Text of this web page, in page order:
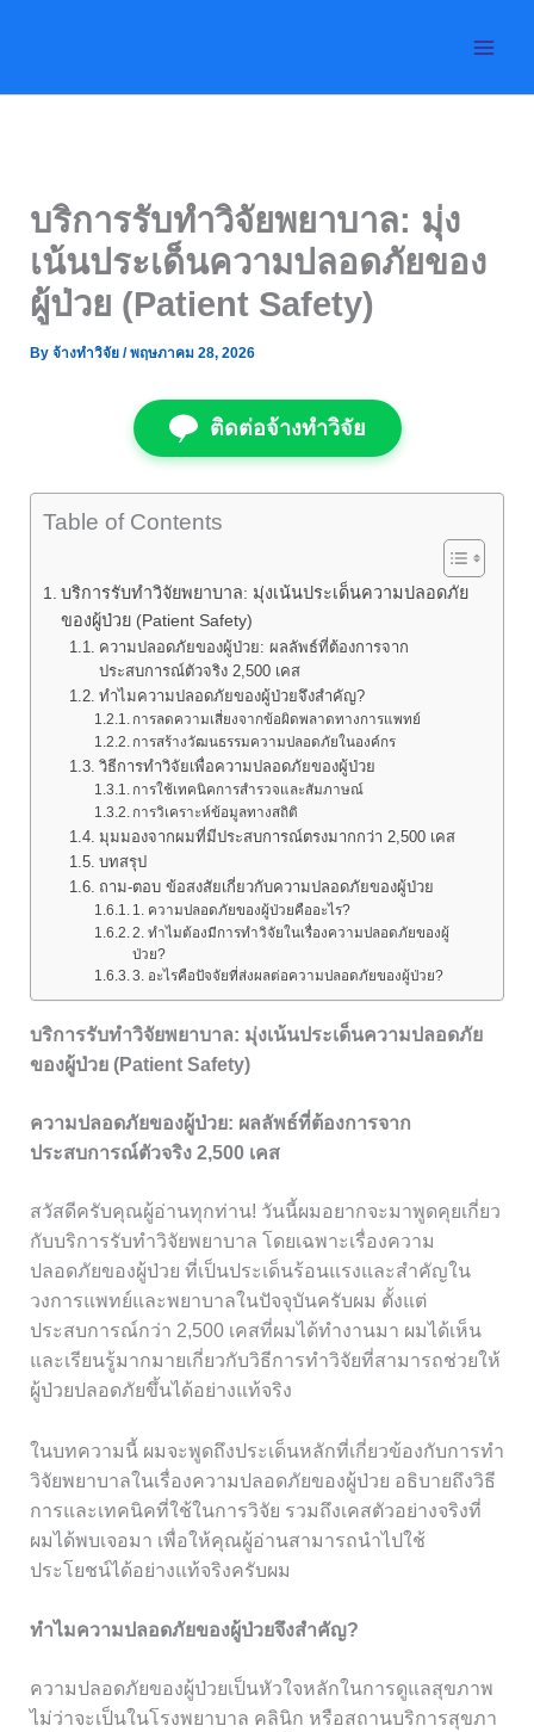
บริการรับทำวิจัยพยาบาล: มุ่ง
เน้นประเด็นความปลอดภัยของ
ผู้ป่วย (Patient Safety)
By จ้างทำวิจัย /พฤษภาคม 28, 2026
ติดต่อจ้างทำวิจัย
Table of Contents
บริการรับทำวิจัยพยาบาล: มุ่งเน้นประเด็นความปลอดภัย
ของผู้ป่วย (Patient Safety)
ความปลอดภัยของผู้ป่วย: ผลลัพธ์ที่ต้องการจาก
ประสบการณ์ตัวจริง 2,500 เคส
ทำไมความปลอดภัยของผู้ป่วยจึงสำคัญ?
การลดความเสี่ยงจากข้อผิดพลาดทางการแพทย์
การสร้างวัฒนธรรมความปลอดภัยในองค์กร
วิธีการทำวิจัยเพื่อความปลอดภัยของผู้ป่วย
การใช้เทคนิคการสำรวจและสัมภาษณ์
การวิเคราะห์ข้อมูลทางสถิติ
มุมมองจากผมที่มีประสบการณ์ตรงมากกว่า 2,500 เคส
บทสรุป
ถาม-ตอบ ข้อสงสัยเกี่ยวกับความปลอดภัยของผู้ป่วย
1. ความปลอดภัยของผู้ป่วยคืออะไร?
2. ทำไมต้องมีการทำวิจัยในเรื่องความปลอดภัยของผู้
ป่วย?
3. อะไรคือปัจจัยที่ส่งผลต่อความปลอดภัยของผู้ป่วย?
บริการรับทำวิจัยพยาบาล: มุ่งเน้นประเด็นความปลอดภัย
ของผู้ป่วย (Patient Safety)
ความปลอดภัยของผู้ป่วย: ผลลัพธ์ที่ต้องการจาก
ประสบการณ์ตัวจริง 2,500 เคส
สวัสดีครับคุณผู้อ่านทุกท่าน! วันนี้ผมอยากจะมาพูดคุยเกี่ยว
กับบริการรับทำวิจัยพยาบาล โดยเฉพาะเรื่องความ
ปลอดภัยของผู้ป่วย ที่เป็นประเด็นร้อนแรงและสำคัญใน
วงการแพทย์และพยาบาลในปัจจุบันครับผม ตั้งแต่
ประสบการณ์กว่า 2,500 เคสที่ผมได้ทำงานมา ผมได้เห็น
และเรียนรู้มากมายเกี่ยวกับวิธีการทำวิจัยที่สามารถช่วยให้
ผู้ป่วยปลอดภัยขึ้นได้อย่างแท้จริง
ในบทความนี้ ผมจะพูดถึงประเด็นหลักที่เกี่ยวข้องกับการทำ
วิจัยพยาบาลในเรื่องความปลอดภัยของผู้ป่วย อธิบายถึงวิธี
การและเทคนิคที่ใช้ในการวิจัย รวมถึงเคสตัวอย่างจริงที่
ผมได้พบเจอมา เพื่อให้คุณผู้อ่านสามารถนำไปใช้
ประโยชน์ได้อย่างแท้จริงครับผม
ทำไมความปลอดภัยของผู้ป่วยจึงสำคัญ?
ความปลอดภัยของผู้ป่วยเป็นหัวใจหลักในการดูแลสุขภาพ
ไม่ว่าจะเป็นในโรงพยาบาล คลินิก หรือสถานบริการสุขภา